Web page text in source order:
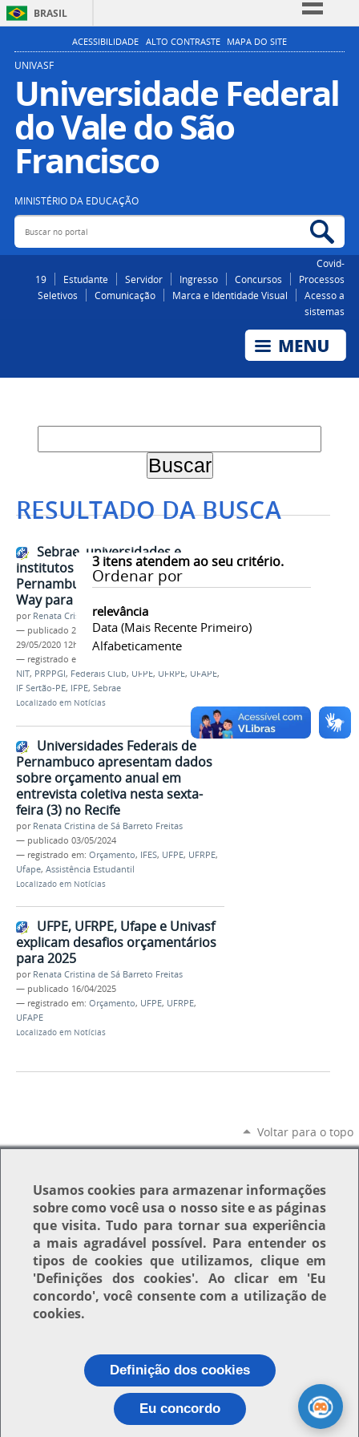
BRASIL
Simplifique!
Participe
Acesso à informação
Legislação
ACESSIBILIDADE ALTO CONTRASTE MAPA DO SITE
UNIVASF
Universidade Federal
do Vale do São
Francisco
MINISTÉRIO DA EDUCAÇÃO
Buscar no portal
Covid-
19
Estudante Servidor Ingresso Concursos
Processos
Seletivos
Comunicação Marca e Identidade Visual
Acesso a
sistemas
RESULTADO DA BUSCA
3itens atendem ao seu critério.
Ordenar por
relevância
Data (mais Recente Primeiro)
Alfabeticamente
Sebrae, universidades e
institutos federais de
Pernambuco promovem Startup
Way para desafios após Covid-19
por Renata Cristina de Sá Barreto Freitas
— publicado 29/05/2020 —última modificação
29/05/2020 12h21
— registrado em:
NIT, PRPPGI, Federais Club, UFPE, UFRPE, UFAPE,
IF Sertão-PE, IFPE, Sebrae
Localizado em Notícias
Universidades Federais de
Pernambuco apresentam dados
sobre orçamento anual em
entrevista coletiva nesta sexta-
feira (3) no Recife
por Renata Cristina de Sá Barreto Freitas
— publicado 03/05/2024
— registrado em: Orçamento, IFES, UFPE, UFRPE,
Ufape, Assistência Estudantil
Localizado em Notícias
UFPE, UFRPE, Ufape e Univasf
explicam desafios orçamentários
para 2025
por Renata Cristina de Sá Barreto Freitas
— publicado 16/04/2025
— registrado em: Orçamento, UFPE, UFRPE,
UFAPE
Localizado em Notícias
Voltar para o topo
Usamoscookies para armazenar informações
sobre como você usa o nosso site e as páginas
que visita. Tudo para tornar sua experiência
a mais agradável possível. Para entender os
tipos de cookies que utilizamos, clique em
'Definições dos cookies'. Ao clicar em 'Eu
concordo', você consente com a utilização de
cookies.